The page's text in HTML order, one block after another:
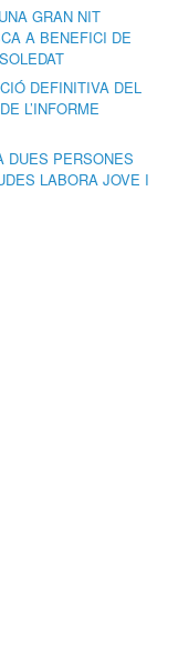
GRAN NIT
A BENEFICI DE
DEFINITIVA DEL
L’INFORME
DUES PERSONES
LABORA JOVE I